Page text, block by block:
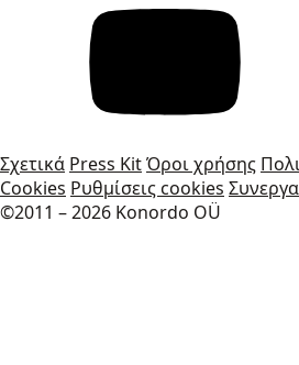
Σχετικά Press KitΌροι χρήσης
Cookies Ρυθμίσεις cookies
©2011 – 2026 Konordo OÜ